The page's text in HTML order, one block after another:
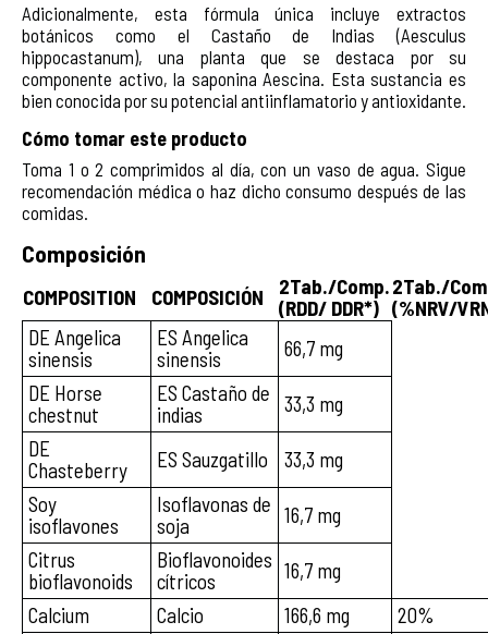
Adicionalmente, esta fórmula única incluye extractos
botánicos como el Castaño de Indias (Aesculus
hippocastanum), una planta que se destaca por su
componente activo, la saponina Aescina. Esta sustancia es
bien conocida por su potencial antiinflamatorio y antioxidante.
Cómo tomar este producto
Toma 1 o 2 comprimidos al día, con un vaso de agua. Sigue
recomendación médica o haz dicho consumo después de las
comidas.
Composición
COMPOSITION COMPOSICIÓN
2Tab./Comp.
(RDD/ DDR*)
2Tab./
(%NRV/
DE Angelica
sinensis
ES Angelica
sinensis
66,7 mg
DE Horse
chestnut
ES Castaño de
indias
33,3 mg
DE
Chasteberry
ES Sauzgatillo
33,3 mg
Soy
isoflavones
Isoflavonas de
soja
16,7 mg
Citrus
bioflavonoids
Bioflavonoides
cítricos
16,7 mg
Calcium
Calcio 166,6 mg
20%